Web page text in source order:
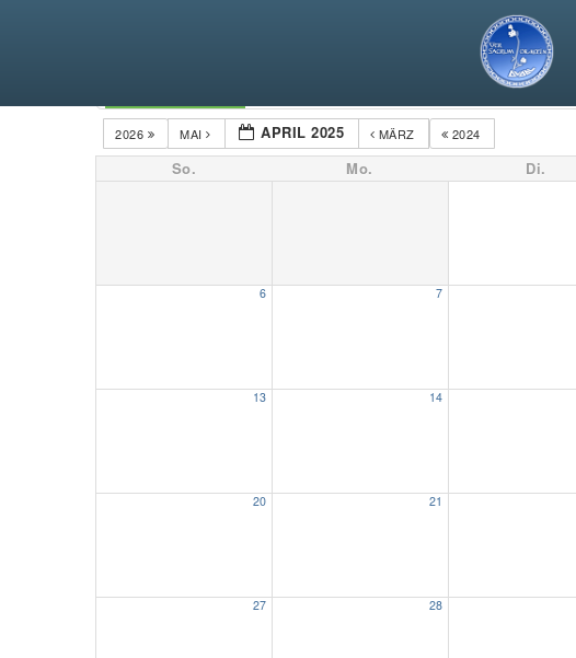
2024
MÄRZ
APRIL 2025
MAI
2026
So. Mo. Di.
6 7
13 14
20 21
27 28